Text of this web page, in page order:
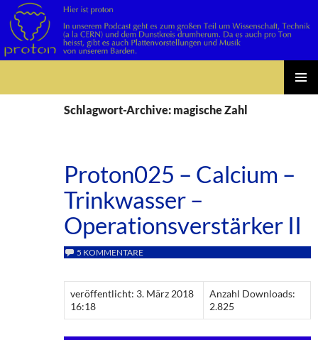
Schlagwort-Archive: magische Zahl
Proton025 – Calcium –
Trinkwasser –
Operationsverstärker II
5 KOMMENTARE
veröffentlicht: 3. März 2018
16:18
Anzahl Downloads:
2.825